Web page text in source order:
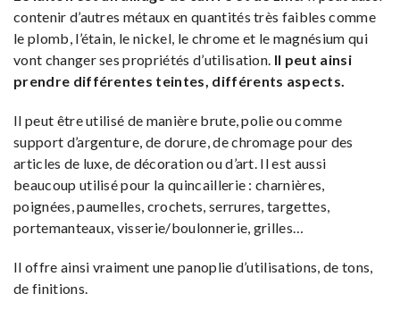
contenir d’autres métaux en quantités très faibles comme
le plomb, l’étain, le nickel, le chrome et le magnésium qui
vont changer ses propriétés d’utilisation. Il peut ainsi
prendre différentes teintes, différents aspects.
Il peut être utilisé de manière brute, polie ou comme
support d’argenture, de dorure, de chromage pour des
articles de luxe, de décoration ou d’art. Il est aussi
beaucoup utilisé pour la quincaillerie : charnières,
poignées, paumelles, crochets, serrures, targettes,
portemanteaux, visserie/boulonnerie, grilles…
Il offre ainsi vraiment une panoplie d’utilisations, de tons,
de finitions.